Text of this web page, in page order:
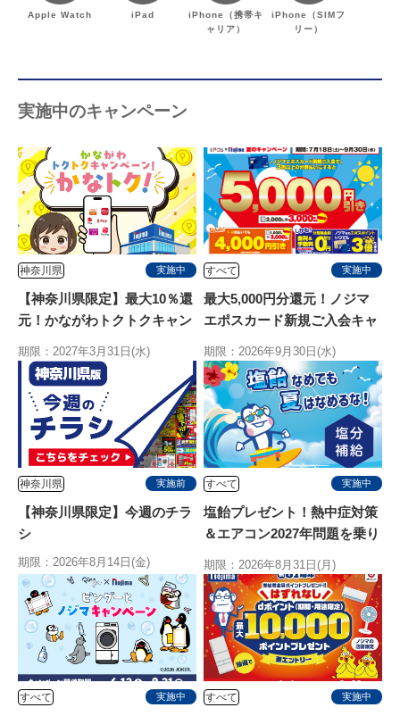
Apple Watch iPad
iPhone（携帯キ
ャリア）
iPhone（SIMフ
リー）
実施中のキャンペーン
神奈川県 実施中
【神奈川県限定】最大10％還
元！かながわトクトクキャン
期限：2027年3月31日(水)
すべて 実施中
最大5,000円分還元！ノジマ
エポスカード新規ご入会キャ
期限：2026年9月30日(水)
神奈川県 実施前
【神奈川県限定】今週のチラ
シ
期限：2026年8月14日(金)
すべて 実施中
塩飴プレゼント！熱中症対策
＆エアコン2027年問題を乗り
期限：2026年8月31日(月)
すべて 実施中 すべて 実施中